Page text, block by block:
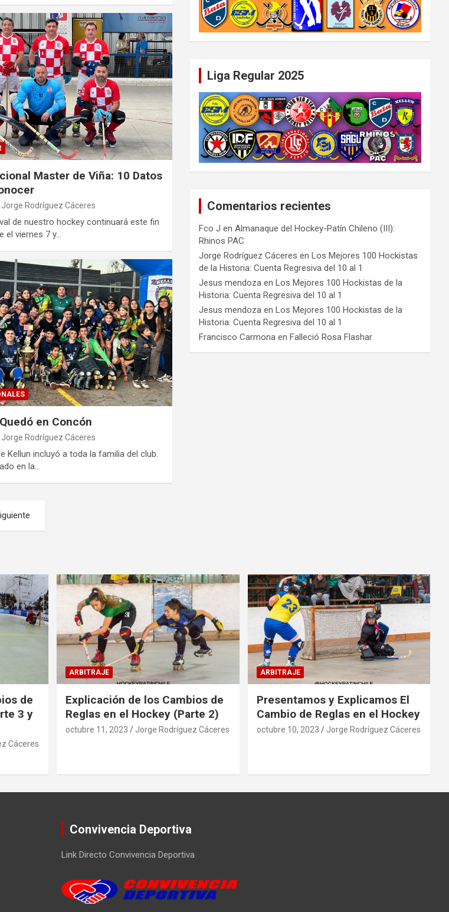
Master de Viña: 10 Datos
Jorge Rodríguez Cáceres
de nuestro hockey continuará este fin
el viernes 7 y…
en Concón
Jorge Rodríguez Cáceres
Kellun incluyó a toda la familia del club.
en la…
Liga Regular 2025
Comentarios recientes
Fco J enAlmanaque del Hockey-Patín Chileno (III):
Rhinos PAC
Jorge Rodríguez Cáceres enLos Mejores 100 Hockistas
de la Historia: Cuenta Regresiva del 10 al 1
Jesus mendoza enLos Mejores 100 Hockistas de la
Historia: Cuenta Regresiva del 10 al 1
Jesus mendoza enLos Mejores 100 Hockistas de la
Historia: Cuenta Regresiva del 10 al 1
Francisco Carmona enFalleció Rosa Flashar
de
3 y
Cáceres
ARBITRAJE
Explicación de los Cambios de
Reglas en el Hockey (Parte 2)
octubre 11, 2023 Jorge Rodríguez Cáceres
ARBITRAJE
Presentamos y Explicamos El
Cambio de Reglas en el Hockey
octubre 10, 2023 Jorge Rodríguez Cáceres
Convivencia Deportiva
Link Directo Convivencia Deportiva